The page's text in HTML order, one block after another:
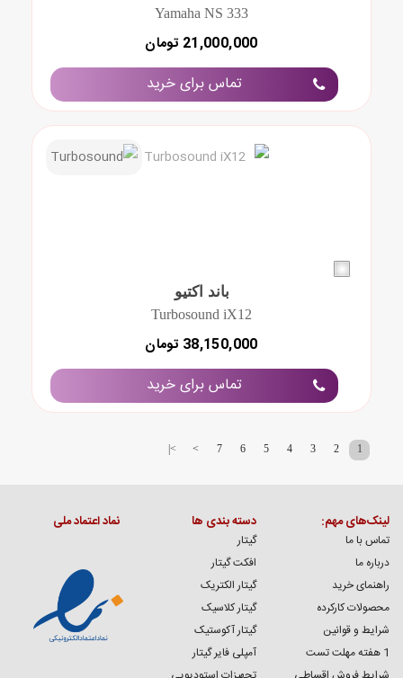
Yamaha NS 333
21,000,000 تومان
تماس برای خرید
باند اکتیو
Turbosound iX12
38,150,000 تومان
تماس برای خرید
1
2
3
4
5
6
7
>
>|
لینک‌های مهم:
تماس با ما
درباره ما
راهنمای خرید
محصولات کارکرده
شرایط و قوانین
1 هفته مهلت تست
دسته بندی ها
گیتار
افکت گیتار
گیتار الکتریک
گیتار کلاسیک
گیتار آکوستیک
آمپلی فایر گیتار
نماد اعتماد ملی